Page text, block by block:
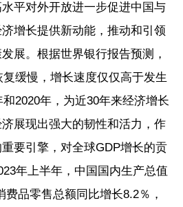
平对外开放进一步促进中国与
增长提供新动能，推动和引领
展。根据世界银行报告预测，
缓慢，增长速度仅仅高于发生
2020年，为近30年来经济增长
展现出强大的韧性和活力，作
要引擎，对全球GDP增长的贡
年上半年，中国国内生产总值
费品零售总额同比增长8.2％，